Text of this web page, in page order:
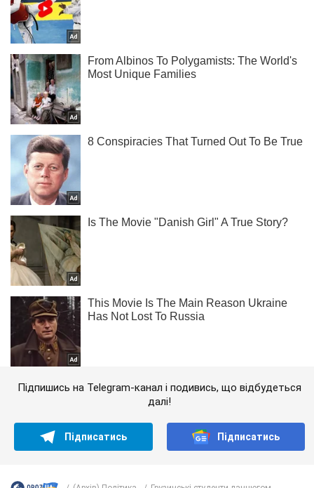
Підпишись на Telegram-канал і подивись, що відбудеться
далі!
Підписатись Підписатись